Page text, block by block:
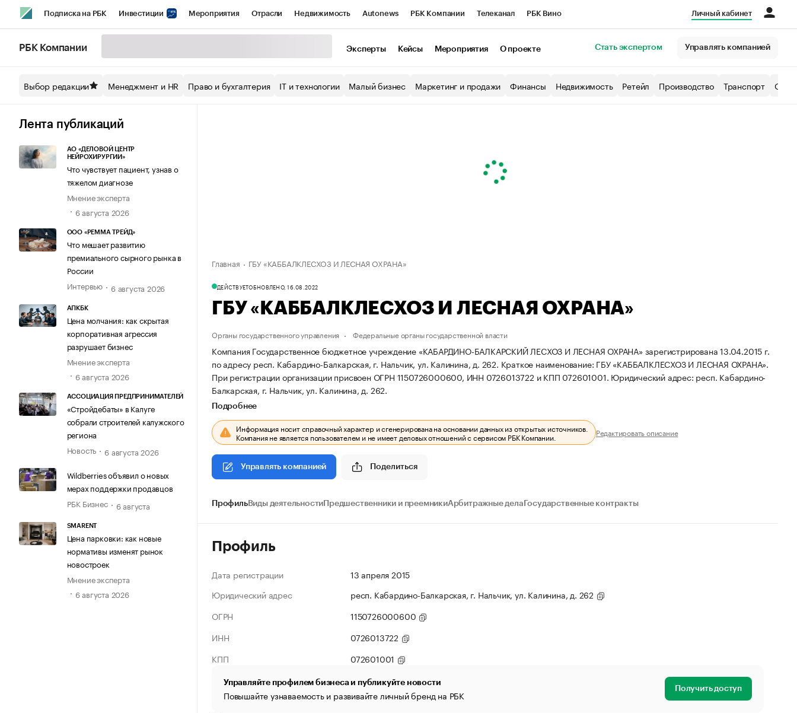
Подписка на РБК Инвестиции Мероприятия Отрасли Недвижимость Autonews РБК Компании Телеканал РБК Вино
Спецпроекты СПб Конференции СПб Спецпроекты Экономика Бизнес
Технологии и медиа
Личный кабинет
РБК Компании Эксперты Кейсы Мероприятия О проекте Стать экспертом Управлять компанией
Выбор редакции Менеджмент и HR Право и бухгалтерия IT и технологии Малый бизнес Маркетинг и продажи Финансы Недвижимость Ретейл Производство Транспорт
Лента публикаций
АО «ДЕЛОВОЙ ЦЕНТР
НЕЙРОХИРУРГИИ»
Что чувствует пациент, узнав о
тяжелом диагнозе
Мнение эксперта
6 августа 2026
ООО «РЕММА ТРЕЙД»
Что мешает развитию
премиального сырного рынка в
России
Интервью
6 августа 2026
АПКБК
Цена молчания: как скрытая
корпоративная агрессия
разрушает бизнес
Мнение эксперта
6 августа 2026
АССОЦИАЦИЯ ПРЕДПРИНИМАТЕЛЕЙ
«Стройдебаты» в Калуге
собрали строителей калужского
региона
Новость
6 августа 2026
Wildberries объявил о новых
мерах поддержки продавцов
РБК Бизнес
6 августа
SMARENT
Цена парковки: как новые
нормативы изменят рынок
новостроек
Мнение эксперта
6 августа 2026
Главная ГБУ «КАББАЛКЛЕСХОЗ И ЛЕСНАЯ ОХРАНА»
ДЕЙСТВУЕТОБНОВЛЕНО, 16.08.2022
ГБУ «КАББАЛКЛЕСХОЗ И ЛЕСНАЯ ОХРАНА»
Органы государственного управления Федеральные органы государственной власти
Компания Государственное бюджетное учреждение «КАБАРДИНО-БАЛКАРСКИЙ ЛЕСХОЗ И ЛЕСНАЯ ОХРАНА» зарегистрирована 13.04.2015 г.
по адресу респ. Кабардино-Балкарская, г. Нальчик, ул. Калинина, д. 262. Краткое наименование: ГБУ «КАББАЛКЛЕСХОЗ И ЛЕСНАЯ ОХРАНА».
При регистрации организации присвоен ОГРН 1150726000600, ИНН 0726013722 и КПП 072601001. Юридический адрес: респ. Кабардино-
Балкарская, г. Нальчик, ул. Калинина, д. 262.
Подробнее
Информация носит справочный характер и сгенерирована на основании данных из открытых источников.
Компания не является пользователем и не имеет деловых отношений с сервисом РБК Компании. Редактировать описание
Управлять компанией Поделиться
ПрофильВиды деятельности Предшественники и преемникиАрбитражные дела Государственные контракты
Профиль
Дата регистрации
13 апреля 2015
Юридический адрес
респ. Кабардино-Балкарская, г. Нальчик, ул. Калинина, д. 262
ОГРН
1150726000600
ИНН
0726013722
КПП
072601001
Управляйте профилем бизнеса и публикуйте новости
Повышайте узнаваемость и развивайте личный бренд на РБК Получить доступ